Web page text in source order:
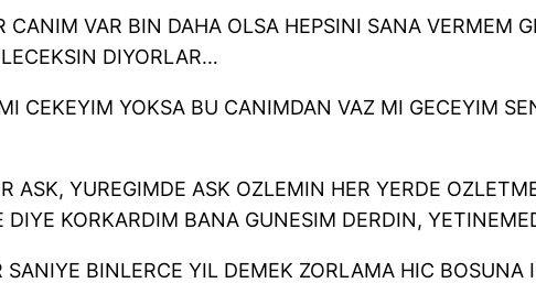
VAR BIN DAHA OLSA HEPSINI SANA VERMEM
DIYORLAR…
CEKEYIM YOKSA BU CANIMDAN VAZ MI GECEYIM
ASK, YUREGIMDE ASK OZLEMIN HER YERDE
DIYE KORKARDIM BANA GUNESIM DERDIN,
BINLERCE YIL DEMEK ZORLAMA HIC BOSUNA